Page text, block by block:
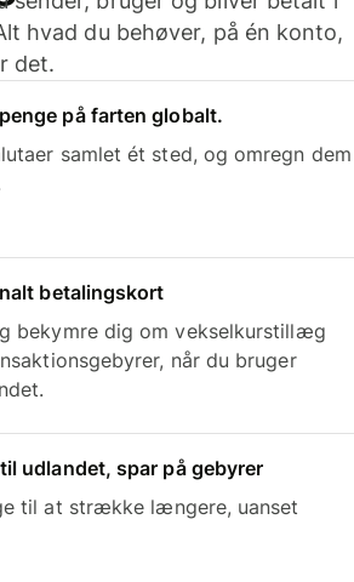
hvad du behøver, på én konto,
det.
på farten globalt.
samlet ét sted, og omregn dem
betalingskort
bekymre dig om vekselkurstillæg
når du bruger
udlandet, spar på gebyrer
til at strække længere, uanset